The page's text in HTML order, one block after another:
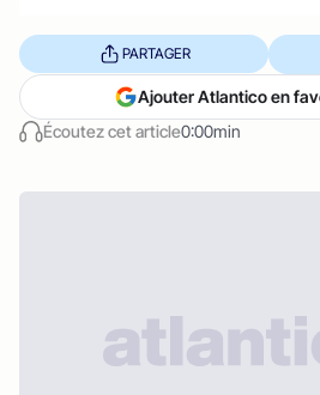
Écoutez cet article0:00min
PARTAGER
Ajouter Atlantico en